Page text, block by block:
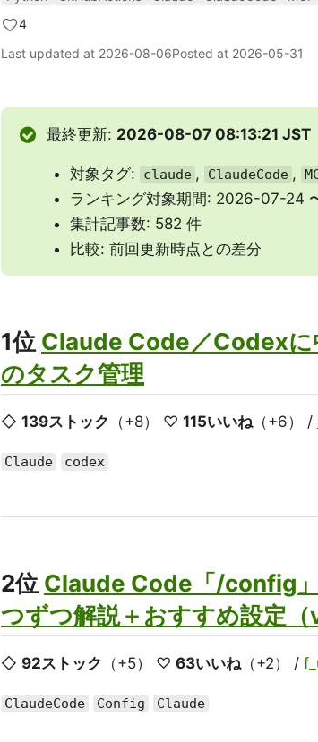
4
Last updated at 2026-08-06Posted at 2026-05-31
最終更新: 2026-08-07 08:13:21 JST
対象タグ: claude , ClaudeCode ,
ランキング対象期間: 2026-07-24
集計記事数: 582 件
比較: 前回更新時点との差分
1位 Claude Code／Codexに
のタスク管理
◇ 139ストック （+8） ♡ 115いいね（+6） /
Claude codex
2位 Claude Code「/config
つずつ解説＋おすすめ設定（
◇ 92ストック （+5） ♡ 63いいね（+2） /
ClaudeCode Config Claude